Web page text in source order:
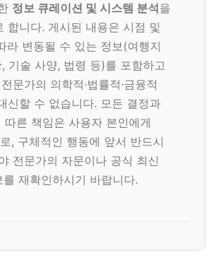
정보 큐레이션 및 시스템 분석을
합니다. 게시된 내용은 시점 및
라 변동될 수 있는 정보(여행지
기술 사양, 법령 등)를 포함하고
문가의 의학적·법률적·금융적
신할 수 없습니다. 모든 결정과
따른 책임은 사용자 본인에게
, 구체적인 행동에 앞서 반드시
전문가의 자문이나 공식 최신
를 재확인하시기 바랍니다.